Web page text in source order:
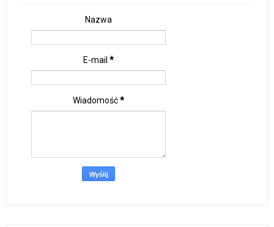
Nazwa
E-mail *
Wiadomość*